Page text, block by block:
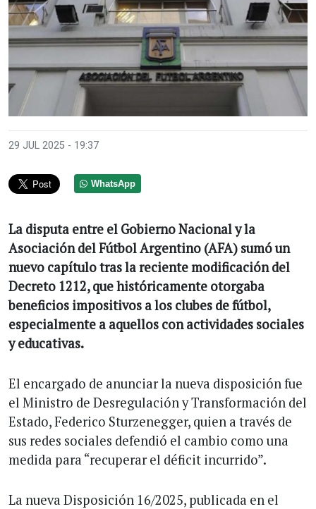
29 JUL 2025 - 19:37
WhatsApp
La disputa entre el Gobierno Nacional y la
Asociación del Fútbol Argentino (AFA) sumó un
nuevo capítulo tras la reciente modificación del
Decreto 1212, que históricamente otorgaba
beneficios impositivos a los clubes de fútbol,
especialmente a aquellos con actividades sociales
y educativas.
El encargado de anunciar la nueva disposición fue
el Ministro de Desregulación y Transformación del
Estado, Federico Sturzenegger, quien a través de
sus redes sociales defendió el cambio como una
medida para “recuperar el déficit incurrido”.
La nueva Disposición 16/2025, publicada en el